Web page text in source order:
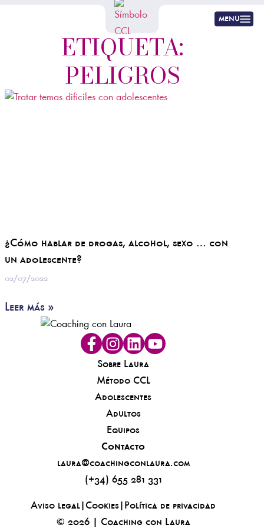
menu
ETIQUETA:
PELIGROS
¿Cómo hablar de drogas, alcohol, sexo … con
un adolescente?
02/07/2022
Leer más »
Sobre Laura
Método CCL
Adolescentes
Adultos
Equipos
Contacto
laura@coachingconlaura.com
(+34) 655 281 331
© 2026 | Coaching con Laura
Aviso legal |Cookies Política de privacidad